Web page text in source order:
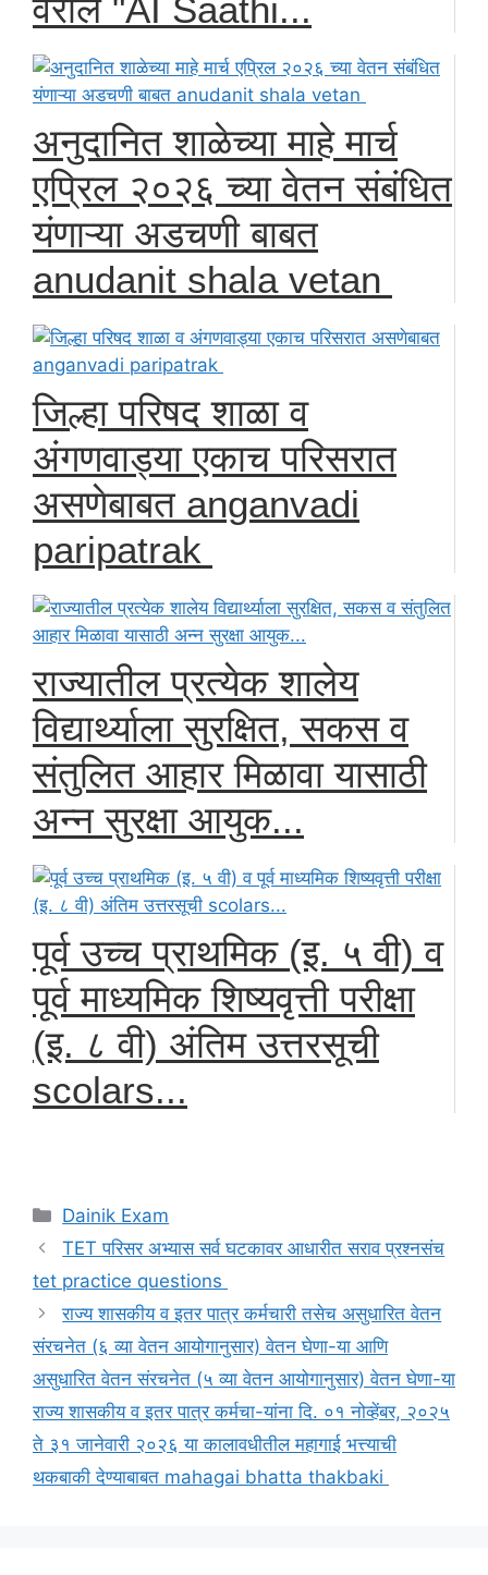
वरील "AI Saathi...
अनुदानित शाळेच्या माहे मार्च
एप्रिल २०२६ च्या वेतन संबंधित
यंणाऱ्या अडचणी बाबत
anudanit shala vetan
जिल्हा परिषद शाळा व
अंगणवाड्या एकाच परिसरात
असणेबाबत anganvadi
paripatrak
राज्यातील प्रत्येक शालेय
विद्यार्थ्याला सुरक्षित, सकस व
संतुलित आहार मिळावा यासाठी
अन्न सुरक्षा आयुक...
पूर्व उच्च प्राथमिक (इ. ५ वी) व
पूर्व माध्यमिक शिष्यवृत्ती परीक्षा
(इ. ८ वी) अंतिम उत्तरसूची
scolars...
Categories
Dainik Exam
TET परिसर अभ्यास सर्व घटकावर आधारीत सराव प्रश्नसंच
tet practice questions
राज्य शासकीय व इतर पात्र कर्मचारी तसेच असुधारित वेतन
संरचनेत (६ व्या वेतन आयोगानुसार) वेतन घेणा-या आणि
असुधारित वेतन संरचनेत (५ व्या वेतन आयोगानुसार) वेतन घेणा-या
राज्य शासकीय व इतर पात्र कर्मचा-यांना दि. ०१ नोव्हेंबर, २०२५
ते ३१ जानेवारी २०२६ या कालावधीतील महागाई भत्त्याची
थकबाकी देण्याबाबत mahagai bhatta thakbaki